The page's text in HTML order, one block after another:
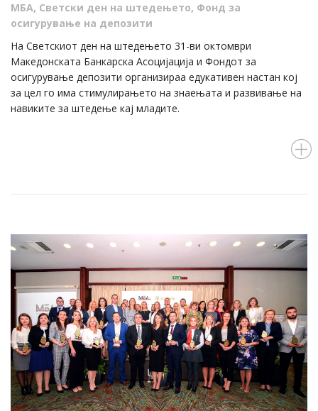
МБА, Светски ден на штедењето, Фонд за
осигурување на депозити
На Светскиот ден на штедењето 31-ви октомври
Македонската Банкарска Асоцијација и Фондот за
осигурување депозити организираа едукативeн настан кој
за цел го има стимулирањето на знаењата и развивање на
навиките за штедење кај младите.